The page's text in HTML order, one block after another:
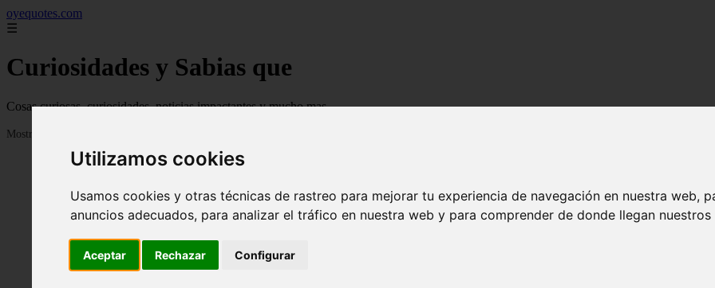
Utilizamos cookies
Usamos cookies y otras técnicas de rastreo para mejorar tu experiencia de navegación en nuestra web,
anuncios adecuados, para analizar el tráfico en nuestra web y para comprender de donde llegan
Aceptar Rechazar Configurar
oyequotes.com
☰
Curiosidades y Sabias que
Cosas curiosas, curiosidades, noticias impactantes y mucho mas
Mostrando 1 - 24 de 2833 artículos